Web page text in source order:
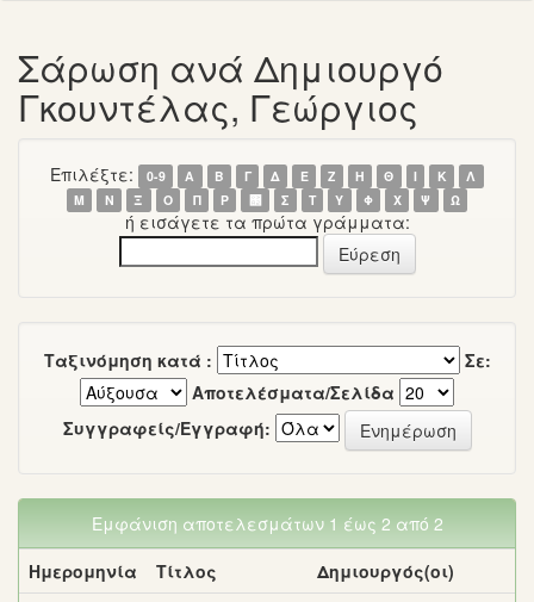
Σάρωση ανά Δημιουργό
Γκουντέλας, Γεώργιος
Επιλέξτε: 0-9 Α Β Γ Δ Ε Ζ Η Θ Ι Κ
Λ
Μ
Ν Ξ Ο Π Ρ ΢ Σ Τ Υ Φ Χ Ψ Ω
ή εισάγετε τα πρώτα γράμματα:
Ταξινόμηση κατά :
Σε:
Αποτελέσματα/Σελίδα
Συγγραφείς/Εγγραφή:
Εμφάνιση αποτελεσμάτων 1 έως 2 από 2
Ημερομηνία
Τίτλος
Δημιουργός(οι)